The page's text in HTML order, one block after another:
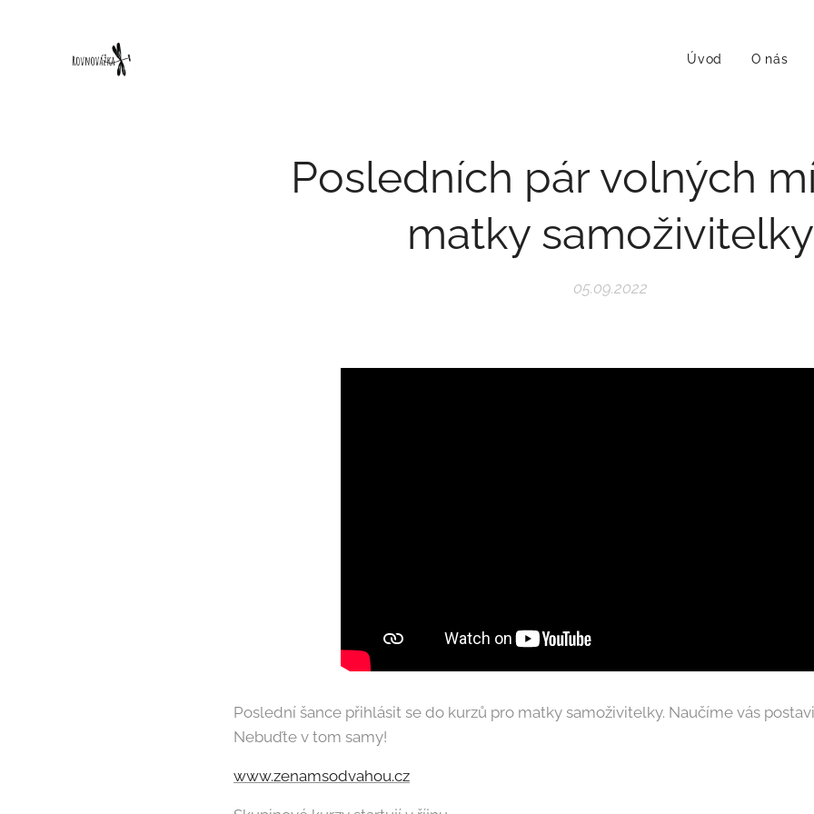
Úvod O nás
Posledních pár volných
matky samoživitelky
05.09.2022
Poslední šance přihlásit se do kurzů pro matky samoživitelky. Naučíme vás
Nebuďte v tom samy!
www.zenamsodvahou.cz